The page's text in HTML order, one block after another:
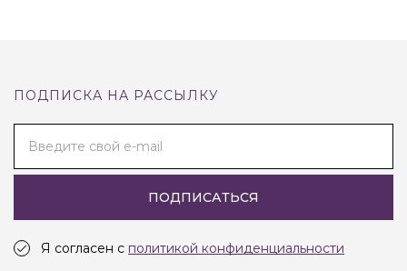
ПОДПИСКА НА РАССЫЛКУ
Введите свой e-mail
ПОДПИСАТЬСЯ
Я согласен с политикой конфиденциальности